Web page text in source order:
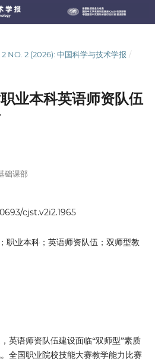
NO. 2 (2026): 中国科学与技术学报 /
业本科英语师资队伍
础课部
cjst.v2i2.1965
职业本科；英语师资队伍；双师型教
英语师资队伍建设面临“双师型”素质
全国职业院校技能大赛教学能力比赛